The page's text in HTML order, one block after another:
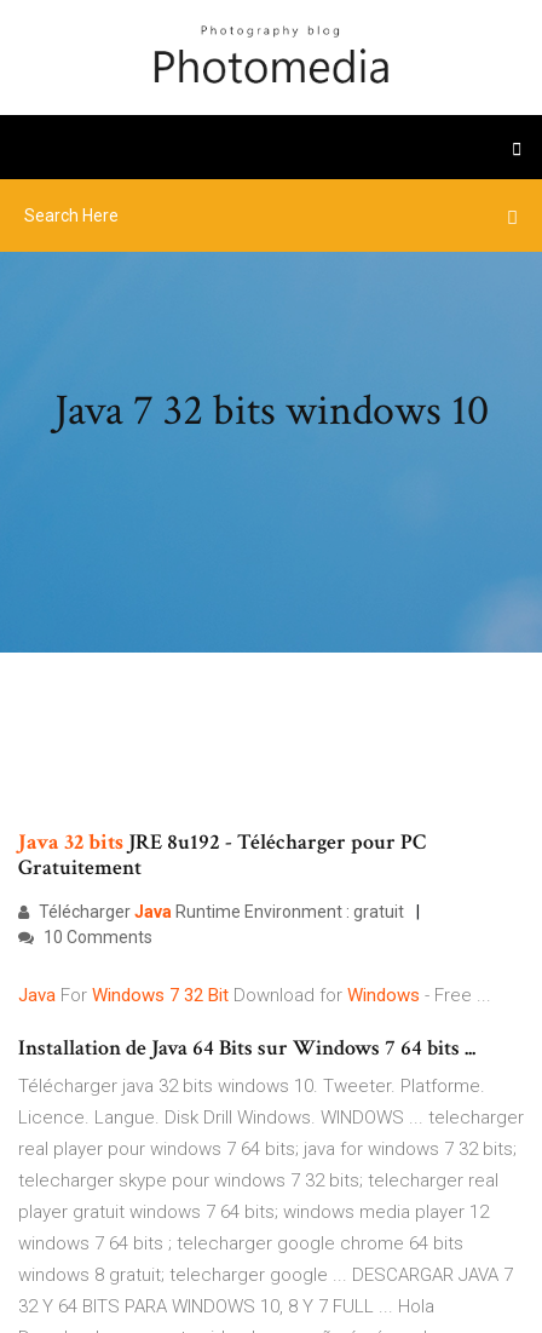
Java 7 32 bits windows 10
Java 32bits JRE 8u192 - Télécharger pour PC
Gratuitement
TéléchargerJava Runtime Environment : gratuit
10 Comments
Java For Windows 7 32 Bit Download for Windows - Free ...
Installation de Java 64 Bits sur Windows 7 64 bits ...
Télécharger java 32 bits windows 10. Tweeter. Platforme.
Licence. Langue. Disk Drill Windows. WINDOWS ... telecharger
real player pour windows 7 64 bits; java for windows 7 32 bits;
telecharger skype pour windows 7 32 bits; telecharger real
player gratuit windows 7 64 bits; windows media player 12
windows 7 64 bits ; telecharger google chrome 64 bits
windows 8 gratuit; telecharger google ... DESCARGAR JAVA 7
32 Y 64 BITS PARA WINDOWS 10, 8 Y 7 FULL ... Hola